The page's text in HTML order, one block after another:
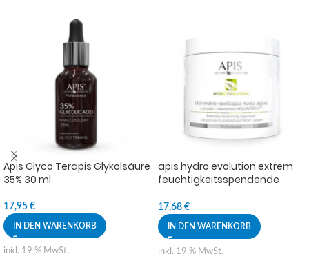
Apis Glyco Terapis Glykolsäure
35% 30 ml
17,95 €
IN DEN WARENKORB
inkl. 19 % MwSt.
apis hydro evolution extrem
feuchtigkeitsspendende
Rhabarber aquaxtrem ™ 250g
17,68 €
IN DEN WARENKORB
inkl. 19 % MwSt.